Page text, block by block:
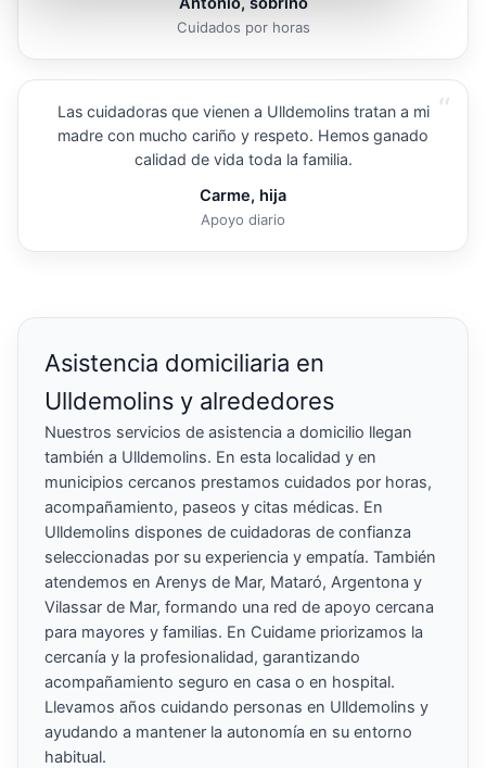
Cuidados por horas
“
Las cuidadoras que vienen a Ulldemolins tratan a mi
madre con mucho cariño y respeto. Hemos ganado
calidad de vida toda la familia.
Carme, hija
Apoyo diario
Asistencia domiciliaria en
Ulldemolins y alrededores
Nuestros servicios de asistencia a domicilio llegan
también a Ulldemolins. En esta localidad y en
municipios cercanos prestamos cuidados por horas,
acompañamiento, paseos y citas médicas. En
Ulldemolins dispones de cuidadoras de confianza
seleccionadas por su experiencia y empatía. También
atendemos en Arenys de Mar, Mataró, Argentona y
Vilassar de Mar, formando una red de apoyo cercana
para mayores y familias. En Cuidame priorizamos la
cercanía y la profesionalidad, garantizando
acompañamiento seguro en casa o en hospital.
Llevamos años cuidando personas en Ulldemolins y
ayudando a mantener la autonomía en su entorno
habitual.